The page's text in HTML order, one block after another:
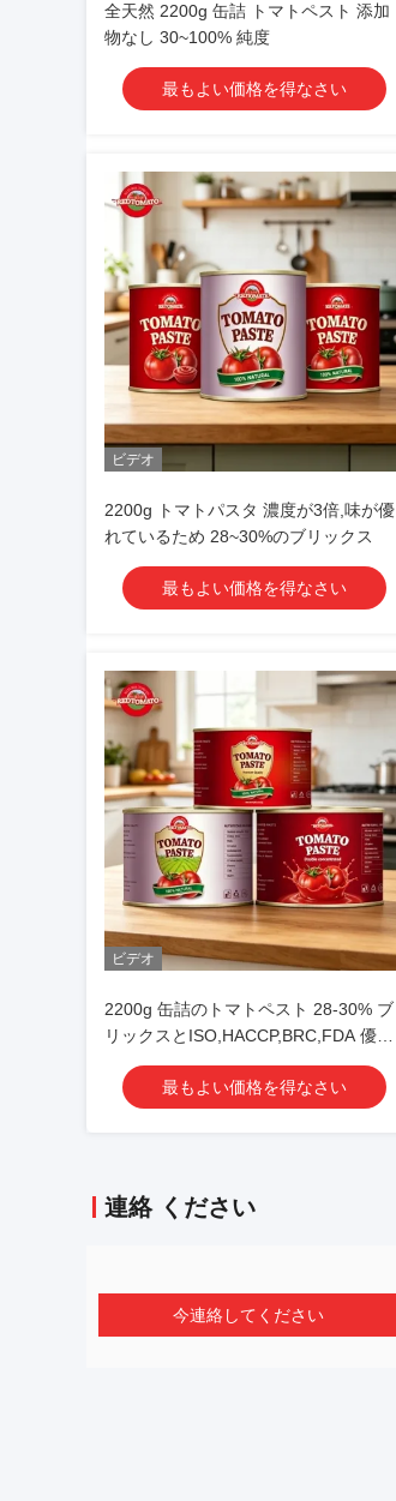
全天然 2200g 缶詰 トマトペスト 添加
物なし 30~100% 純度
最もよい価格を得なさい
ビデオ
2200g トマトパスタ 濃度が3倍,味が優
れているため 28~30%のブリックス
最もよい価格を得なさい
ビデオ
2200g 缶詰のトマトペスト 28-30% ブ
リックスとISO,HACCP,BRC,FDA 優良
品質の証明書
最もよい価格を得なさい
連絡 ください
今連絡してください